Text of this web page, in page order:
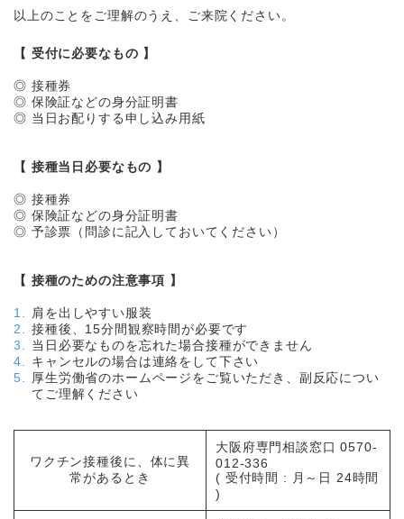
以上のことをご理解のうえ、ご来院ください。
【 受付に必要なもの 】
◎ 接種券
◎ 保険証などの身分証明書
◎ 当日お配りする申し込み用紙
【 接種当日必要なもの 】
◎ 接種券
◎ 保険証などの身分証明書
◎ 予診票（問診に記入しておいてください）
【 接種のための注意事項 】
肩を出しやすい服装
接種後、15分間観察時間が必要です
当日必要なものを忘れた場合接種ができません
キャンセルの場合は連絡をして下さい
厚生労働省のホームページをご覧いただき、副反応につい
てご理解ください
ワクチン接種後に、体に異
常があるとき
大阪府専門相談窓口 0570-
012-336
( 受付時間 : 月～日 24時間
)